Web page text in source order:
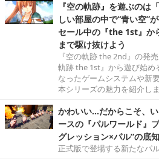
『空の軌跡』を遊ぶのは
しい部屋の中で“青い空”
セール中の『the 1st』か
まで駆け抜けよう
『空の軌跡 the 2nd』の発
軌跡 the 1st』から遊び始め
なったゲームシステムや新
本シリーズの魅力を紹介しま
かわいい…だからこそ、
ースの『パルワールド』
グレッション×パル”の底
正式版で登場する新たなパ